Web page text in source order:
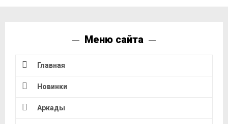
Меню сайта
Главная
Новинки
Аркады